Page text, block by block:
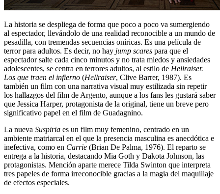
La historia se despliega de forma que poco a poco va sumergiendo
al espectador, llevándolo de una realidad reconocible a un mundo de
pesadilla, con tremendas secuencias oníricas. Es una película de
terror para adultos. Es decir, no hay jump scares para que el
espectador salte cada cinco minutos y no trata miedos y ansiedades
adolescentes, se centra en terrores adultos, al estilo de Hellraiser.
Los que traen el infierno (Hellraiser, Clive Barrer, 1987). Es
también un film con una narrativa visual muy estilizada sin repetir
los hallazgos del film de Argento, aunque a los fans les gustará saber
que Jessica Harper, protagonista de la original, tiene un breve pero
significativo papel en el film de Guadagnino.
La nueva Suspiria es un film muy femenino, centrado en un
ambiente matriarcal en el que la presencia masculina es anecdótica e
inefectiva, como en Carrie (Brian De Palma, 1976). El reparto se
entrega a la historia, destacando Mia Goth y Dakota Johnson, las
protagonistas. Mención aparte merece Tilda Swinton que interpreta
tres papeles de forma irreconocible gracias a la magia del maquillaje
de efectos especiales.